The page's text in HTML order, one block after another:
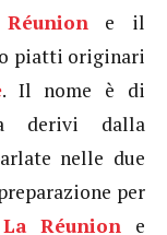
e il
piatti originari
. Il nome è di
derivi dalla
nelle due
per
La Réunion e